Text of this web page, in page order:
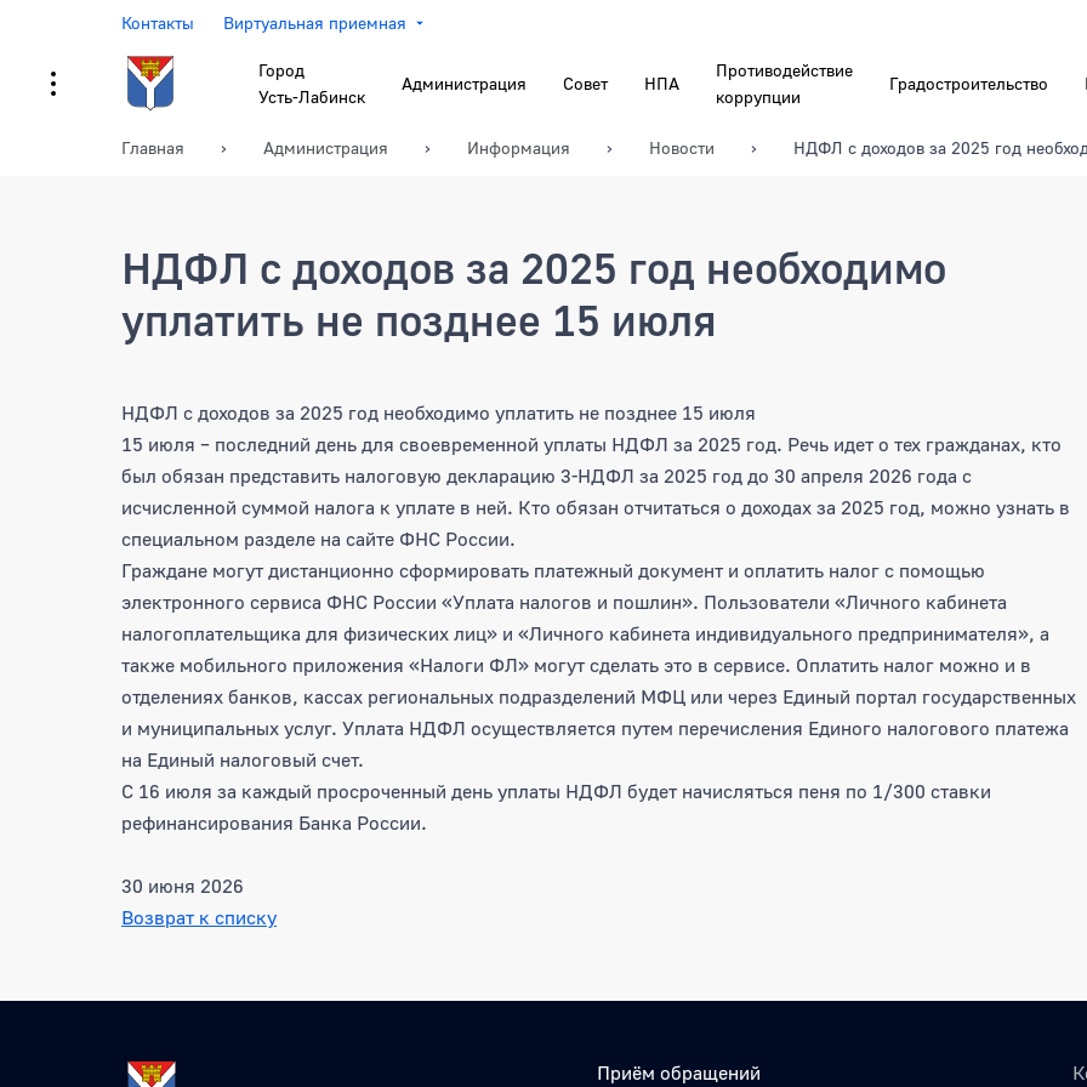
Контакты Виртуальная приемная
Город
Усть-Лабинск
Администрация Совет НПА
Противодействие
коррупции
Градостроительство
Главная Администрация Информация Новости НДФЛ с доходов за 2025 год
НДФЛ с доходов за 2025 год необходимо
уплатить не позднее 15 июля
НДФЛ с доходов за 2025 год необходимо уплатить не
НДФЛ с доходов за 2025 год необходимо уплатить не позднее 15 июля
15 июля – последний день для своевременной уплаты НДФЛ за 2025 год. Речь идет о тех гражданах, кто
был обязан представить налоговую декларацию 3-НДФЛ за 2025 год до 30 апреля 2026 года с
исчисленной суммой налога к уплате в ней. Кто обязан отчитаться о доходах за 2025 год, можно узнать в
специальном разделе на сайте ФНС России.
Граждане могут дистанционно сформировать платежный документ и оплатить налог с помощью
электронного сервиса ФНС России «Уплата налогов и пошлин». Пользователи «Личного кабинета
налогоплательщика для физических лиц» и «Личного кабинета индивидуального предпринимателя», а
также мобильного приложения «Налоги ФЛ» могут сделать это в сервисе. Оплатить налог можно и в
отделениях банков, кассах региональных подразделений МФЦ или через Единый портал государственных
и муниципальных услуг. Уплата НДФЛ осуществляется путем перечисления Единого налогового платежа
на Единый налоговый счет.
С 16 июля за каждый просроченный день уплаты НДФЛ будет начисляться пеня по 1/300 ставки
рефинансирования Банка России.
30 июня 2026
Возврат к списку
Приём обращений